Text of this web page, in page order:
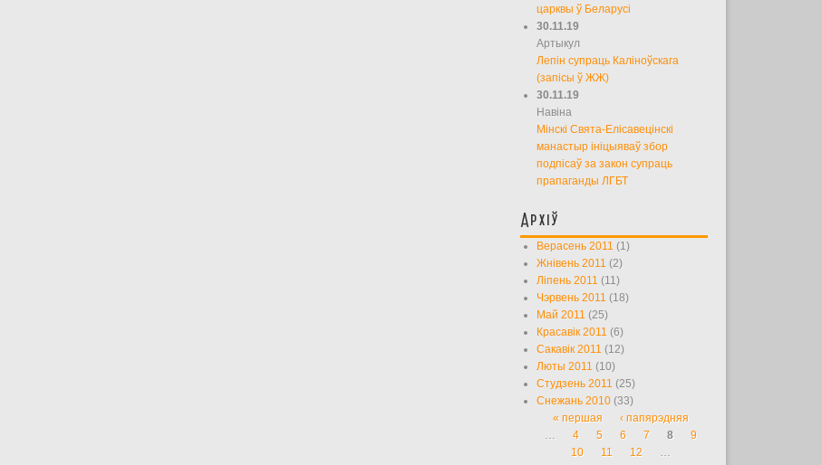
царквы ў Беларусі
30.11.19
Артыкул
Лепін супраць Каліноўскага
(запісы ў ЖЖ)
30.11.19
Навіна
Мінскі Свята-Елісавецінскі
манастыр ініцыяваў збор
подпісаў за закон супраць
прапаганды ЛГБТ
Архіў
Верасень 2011 (1)
Жнівень 2011 (2)
Ліпень 2011 (11)
Чэрвень 2011 (18)
Май 2011 (25)
Красавік 2011 (6)
Сакавік 2011 (12)
Люты 2011 (10)
Студзень 2011 (25)
Снежань 2010 (33)
Старонкі
« першая
‹ папярэдняя
…
4 5 6 7 8
9
10
11 12
…